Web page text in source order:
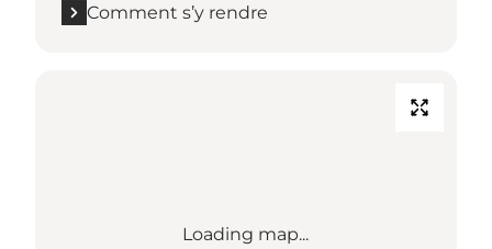
Comment s’y rendre
Loading map...